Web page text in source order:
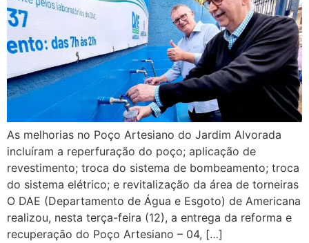
As melhorias no Poço Artesiano do Jardim Alvorada
incluíram a reperfuração do poço; aplicação de
revestimento; troca do sistema de bombeamento; troca
do sistema elétrico; e revitalização da área de torneiras
O DAE (Departamento de Água e Esgoto) de Americana
realizou, nesta terça-feira (12), a entrega da reforma e
recuperação do Poço Artesiano – 04, […]